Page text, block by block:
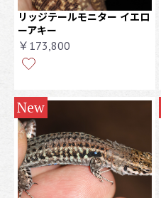
リッジテールモニター イエロ
ーアキー
￥173,800
New